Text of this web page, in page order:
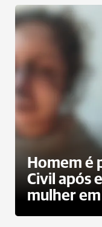
Homem é
Civil após
mulher em